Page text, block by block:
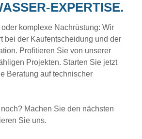
EXPERTISE.
komplexe Nachrüstung: Wir
bei der Kaufentscheidung und der
Profitieren Sie von unserer
Projekten. Starten Sie jetzt
Beratung auf technischer
Machen Sie den nächsten
Sie uns.